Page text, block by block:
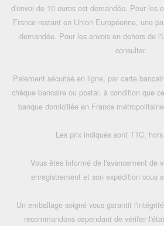
d'envoi de 10 euros est demandée. Pour les
France restant en Union Européenne, une
demandée. Pour les envois en dehors de
consulter.
Paiement sécurisé en ligne, par carte
chèque bancaire ou postal, à condition que
banque domiciliée en France
Les prix indiqués sont TTC,
Vous êtes informé de l'avancement de
enregistrement et son expédition vous
Un emballage soigné vous garantit
recommandons cependant de vérifier